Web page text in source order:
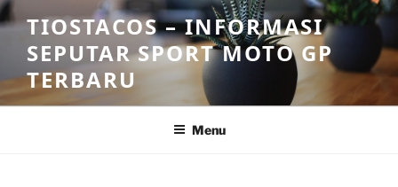
Skip
to
content
TIOSTACOS – INFORMASI
SEPUTAR SPORT MOTO GP
TERBARU
Menu